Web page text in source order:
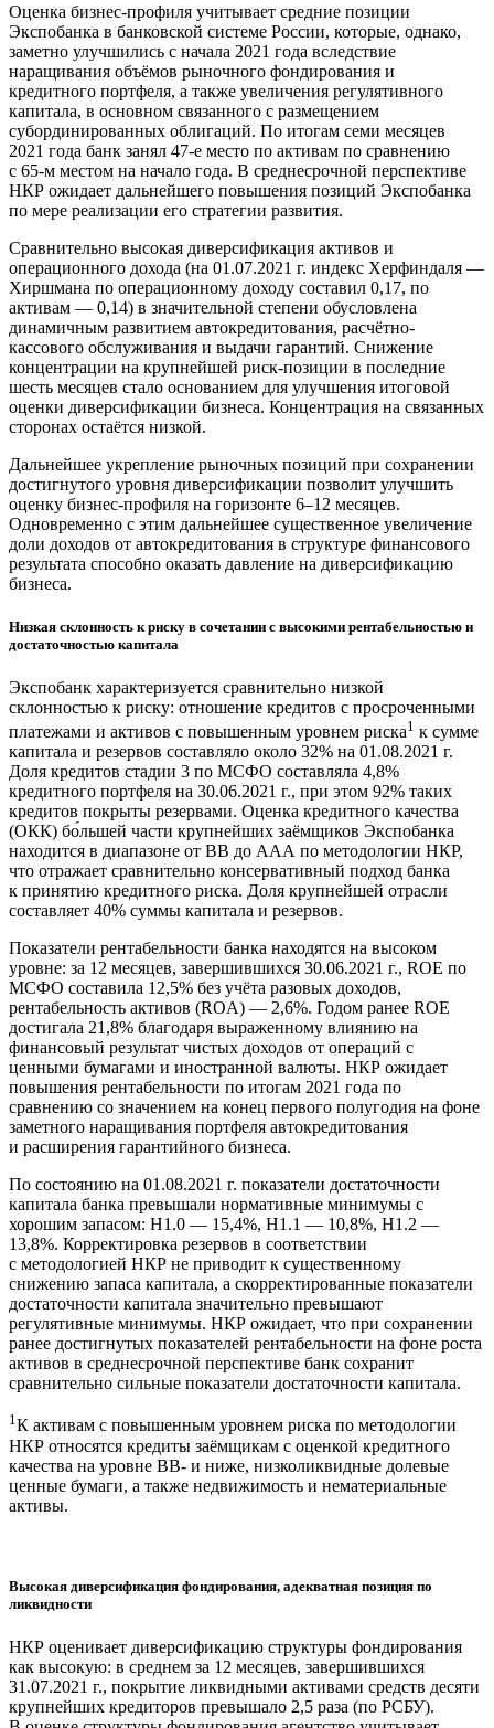
Оценка бизнес-профиля учитывает средние позиции
Экспобанка в банковской системе России, которые, однако,
заметно улучшились с начала 2021 года вследствие
наращивания объёмов рыночного фондирования и
кредитного портфеля, а также увеличения регулятивного
капитала, в основном связанного с размещением
субординированных облигаций. По итогам семи месяцев
2021 года банк занял 47-е место по активам по сравнению
с 65-м местом на начало года. В среднесрочной перспективе
НКР ожидает дальнейшего повышения позиций Экспобанка
по мере реализации его стратегии развития.
Сравнительно высокая диверсификация активов и
операционного дохода (на 01.07.2021 г. индекс Херфиндаля —
Хиршмана по операционному доходу составил 0,17, по
активам — 0,14) в значительной степени обусловлена
динамичным развитием автокредитования, расчётно-
кассового обслуживания и выдачи гарантий. Снижение
концентрации на крупнейшей риск-позиции в последние
шесть месяцев стало основанием для улучшения итоговой
оценки диверсификации бизнеса. Концентрация на связанных
сторонах остаётся низкой.
Дальнейшее укрепление рыночных позиций при сохранении
достигнутого уровня диверсификации позволит улучшить
оценку бизнес-профиля на горизонте 6–12 месяцев.
Одновременно с этим дальнейшее существенное увеличение
доли доходов от автокредитования в структуре финансового
результата способно оказать давление на диверсификацию
бизнеса.
Низкая склонность к риску в сочетании с высокими рентабельностью и
достаточностью капитала
Экспобанк характеризуется сравнительно низкой
склонностью к риску: отношение кредитов с просроченными
платежами и активов с повышенным уровнем риска1 к сумме
капитала и резервов составляло около 32% на 01.08.2021 г.
Доля кредитов стадии 3 по МСФО составляла 4,8%
кредитного портфеля на 30.06.2021 г., при этом 92% таких
кредитов покрыты резервами. Оценка кредитного качества
(ОКК) бо́льшей части крупнейших заёмщиков Экспобанка
находится в диапазоне от BB до AAА по методологии НКР,
что отражает сравнительно консервативный подход банка
к принятию кредитного риска. Доля крупнейшей отрасли
составляет 40% суммы капитала и резервов.
Показатели рентабельности банка находятся на высоком
уровне: за 12 месяцев, завершившихся 30.06.2021 г., ROE по
МСФО составила 12,5% без учёта разовых доходов,
рентабельность активов (ROA) — 2,6%. Годом ранее ROE
достигала 21,8% благодаря выраженному влиянию на
финансовый результат чистых доходов от операций с
ценными бумагами и иностранной валюты. НКР ожидает
повышения рентабельности по итогам 2021 года по
сравнению со значением на конец первого полугодия на фоне
заметного наращивания портфеля автокредитования
и расширения гарантийного бизнеса.
По состоянию на 01.08.2021 г. показатели достаточности
капитала банка превышали нормативные минимумы с
хорошим запасом: Н1.0 — 15,4%, Н1.1 — 10,8%, Н1.2 —
13,8%. Корректировка резервов в соответствии
с методологией НКР не приводит к существенному
снижению запаса капитала, а скорректированные показатели
достаточности капитала значительно превышают
регулятивные минимумы. НКР ожидает, что при сохранении
ранее достигнутых показателей рентабельности на фоне роста
активов в среднесрочной перспективе банк сохранит
сравнительно сильные показатели достаточности капитала.
1К активам с повышенным уровнем риска по методологии
НКР относятся кредиты заёмщикам с оценкой кредитного
качества на уровне BB- и ниже, низколиквидные долевые
ценные бумаги, а также недвижимость и нематериальные
активы.
Высокая диверсификация фондирования, адекватная позиция по
ликвидности
НКР оценивает диверсификацию структуры фондирования
как высокую: в среднем за 12 месяцев, завершившихся
31.07.2021 г., покрытие ликвидными активами средств десяти
крупнейших кредиторов превышало 2,5 раза (по РСБУ).